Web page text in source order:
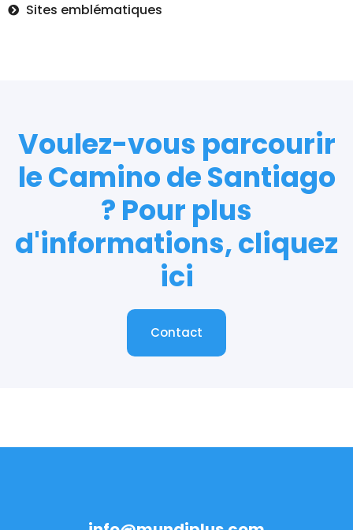
Sites emblématiques
Voulez-vous parcourir
le Camino de Santiago
? Pour plus
d'informations, cliquez
ici
Contact